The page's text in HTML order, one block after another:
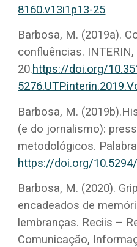
8160.v13i1p13-25
Barbosa, M. (2019a).
confluências.
20.https://doi.org/
Barbosa, M.
(e do jornalismo):
metodológicos.
https://doi.org/
Barbosa, M. (2020).
encadeados de
lembranças. Reciis –
Comunicação,